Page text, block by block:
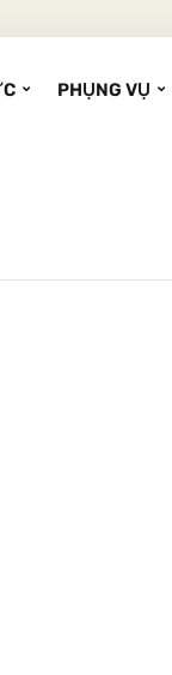
PHỤNG VỤ